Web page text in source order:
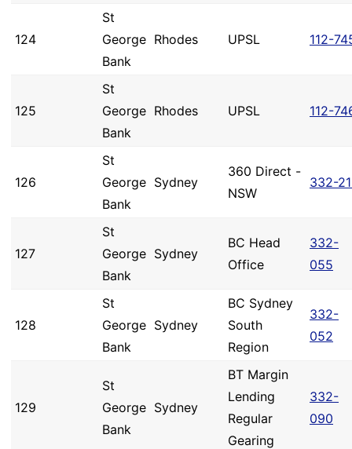
124
St
George
Bank
Rhodes UPSL 112-
125
St
George
Bank
Rhodes UPSL 112-
126
St
George
Bank
Sydney
360 Direct -
NSW
332-
127
St
George
Bank
Sydney
BC Head
Office
332-
055
128
St
George
Bank
Sydney
BC Sydney
South
Region
332-
052
129
St
George
Bank
Sydney
BT Margin
Lending
Regular
Gearing
332-
090